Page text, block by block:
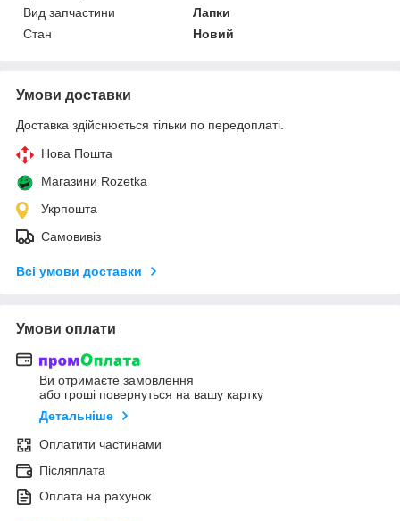
Вид запчастини
Лапки
Стан
Новий
Умови доставки
Доставка здійснюється тільки по передоплаті.
Нова Пошта
Магазини Rozetka
Укрпошта
Самовивіз
Всі умови доставки
Умови оплати
Ви отримаєте замовлення
або гроші повернуться на вашу картку
Детальніше
Оплатити частинами
Післяплата
Оплата на рахунок